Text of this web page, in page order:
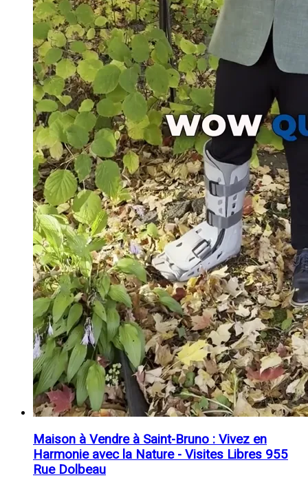
Maison à Vendre à Saint-Bruno : Vivez en
Harmonie avec la Nature - Visites Libres 955
Rue Dolbeau